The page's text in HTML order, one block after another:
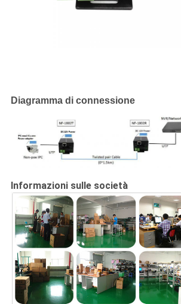
Diagramma di connessione
Informazioni sulle società